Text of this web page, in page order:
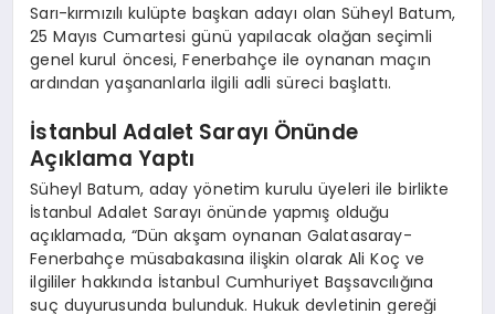
Sarı-kırmızılı kulüpte başkan adayı olan Süheyl Batum,
25 Mayıs Cumartesi günü yapılacak olağan seçimli
genel kurul öncesi, Fenerbahçe ile oynanan maçın
ardından yaşananlarla ilgili adli süreci başlattı.
İstanbul Adalet Sarayı Önünde
Açıklama Yaptı
Süheyl Batum, aday yönetim kurulu üyeleri ile birlikte
İstanbul Adalet Sarayı önünde yapmış olduğu
açıklamada, “Dün akşam oynanan Galatasaray-
Fenerbahçe müsabakasına ilişkin olarak Ali Koç ve
ilgililer hakkında İstanbul Cumhuriyet Başsavcılığına
suç duyurusunda bulunduk. Hukuk devletinin gereği